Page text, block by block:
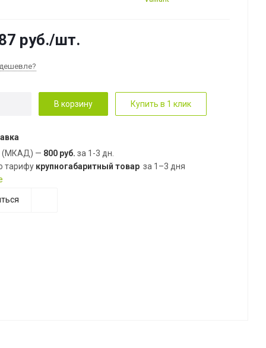
руб./шт.
В корзину Купить в 1 клик
(МКАД) — 800 руб. за 1-3 дн.
тарифу крупногабаритный товар за 1–3 дня